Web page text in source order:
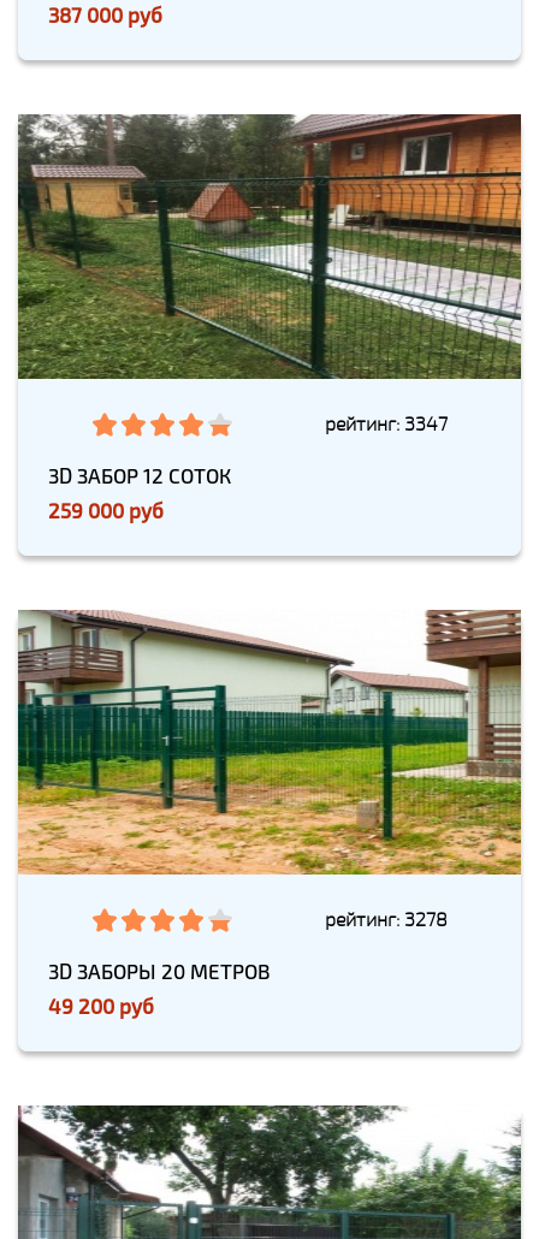
387 000 руб
рейтинг: 3347
3D ЗАБОР 12 СОТОК
259 000 руб
рейтинг: 3278
3D ЗАБОРЫ 20 МЕТРОВ
49 200 руб